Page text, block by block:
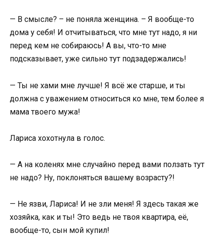
— В смысле? – не поняла женщина. – Я вообще-то
дома у себя! И отчитываться, что мне тут надо, я ни
перед кем не собираюсь! А вы, что-то мне
подсказывает, уже сильно тут подзадержались!
— Ты не хами мне лучше! Я всё же старше, и ты
должна с уважением относиться ко мне, тем более я
мама твоего мужа!
Лариса хохотнула в голос.
— А на коленях мне случайно перед вами ползать тут
не надо? Ну, поклоняться вашему возрасту?!
— Не язви, Лариса! И не зли меня! Я здесь такая же
хозяйка, как и ты! Это ведь не твоя квартира, её,
вообще-то, сын мой купил!